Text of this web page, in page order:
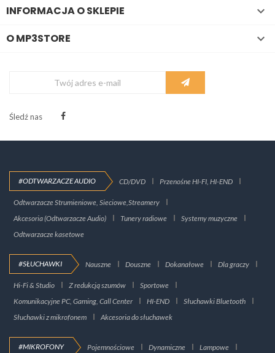
INFORMACJA O SKLEPIE 
O MP3STORE 
Śledź nas
#ODTWARZACZE AUDIO CD/DVD Przenośne HI-FI, HI-END
Odtwarzacze Strumieniowe, Sieciowe,Streamery
Akcesoria (Odtwarzacze Audio)
Tunery radiowe
Systemy muzyczne
Odtwarzacze kasetowe
#SŁUCHAWKI Nauszne Douszne Dokanałowe Dla graczy
Hi-Fi & Studio Z redukcją szumów
Sportowe
Komunikacyjne PC, Gaming, Call Center
HI-END
Słuchawki Bluetooth
Słuchawki z mikrofonem
Akcesoria do słuchawek
#MIKROFONY Pojemnościowe Dynamiczne Lampowe